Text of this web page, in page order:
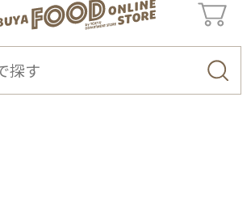
貨店オンラインストアについて
ビューティー ギフト&ライフスタイル